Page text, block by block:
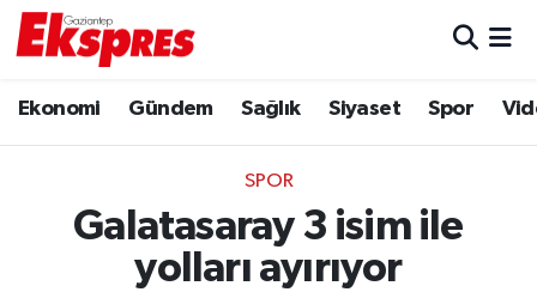
Ekonomi Gündem Sağlık Siyaset Spor
SPOR
Galatasaray 3 isim ile
yolları ayırıyor
Ekonomi
Gaziantep son dakika
Trafik Durumu
Puan Durumu ve Fikstür
Tüm Manşetler